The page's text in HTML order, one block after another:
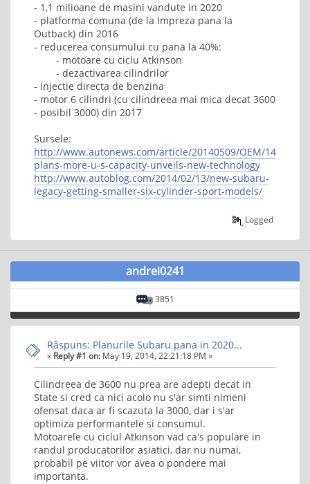
- 1,1 milioane de masini vandute in 2020
- platforma comuna (de la Impreza pana la
Outback) din 2016
- reducerea consumului cu pana la 40%:
- motoare cu ciclu Atkinson
- dezactivarea cilindrilor
- injectie directa de benzina
- motor 6 cilindri (cu cilindreea mai mica decat 3600
- posibil 3000) din 2017
Sursele:
http://www.autonews.com/article/20140509/OEM/
plans-more-u-s-capacity-unveils-new-technology
http://www.autoblog.com/2014/02/13/new-subaru-
legacy-getting-smaller-six-cylinder-sport-models/
Logged
andrei0241
3851
Rãspuns: Planurile Subaru pana in 2020...
« Reply #1 on: May 19, 2014, 22:21:18 PM »
Cilindreea de 3600 nu prea are adepti decat in
State si cred ca nici acolo nu s'ar simti nimeni
ofensat daca ar fi scazuta la 3000, dar i s'ar
optimiza performantele si consumul.
Motoarele cu ciclul Atkinson vad ca's populare in
randul producatorilor asiatici, dar nu numai,
probabil pe viitor vor avea o pondere mai
importanta.